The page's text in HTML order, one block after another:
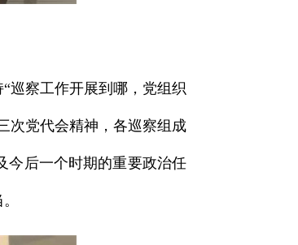
巡察工作开展到哪，党组织
次党代会精神，各巡察组成
今后一个时期的重要政治任